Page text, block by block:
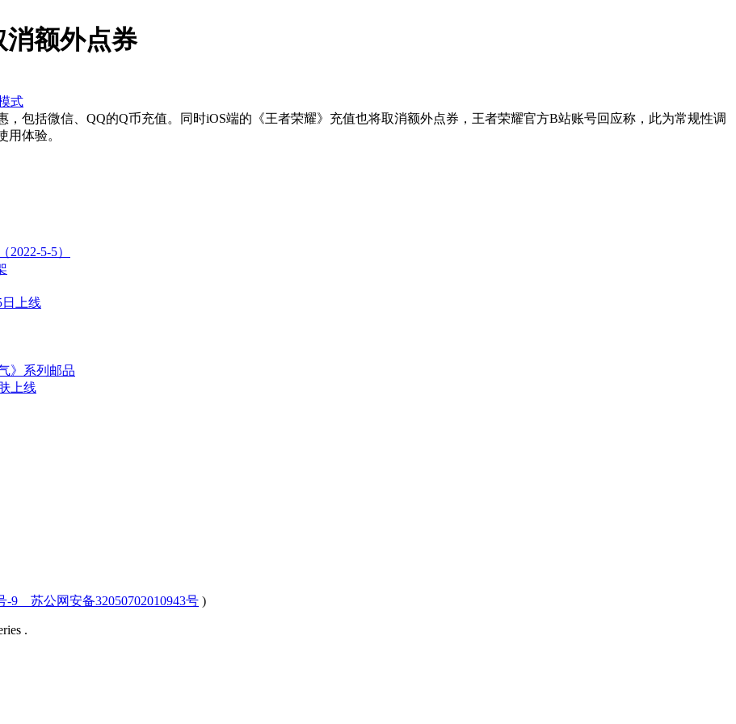
消额外点券
式
括微信、QQ的Q币充值。同时iOS端的《王者荣耀》充值也将取消额外点券，王者荣耀官方B站账号回应称，此为常规性调
体验。
5-5）
日上线
》系列邮品
上线
-9 苏公网安备32050702010943号 )
.